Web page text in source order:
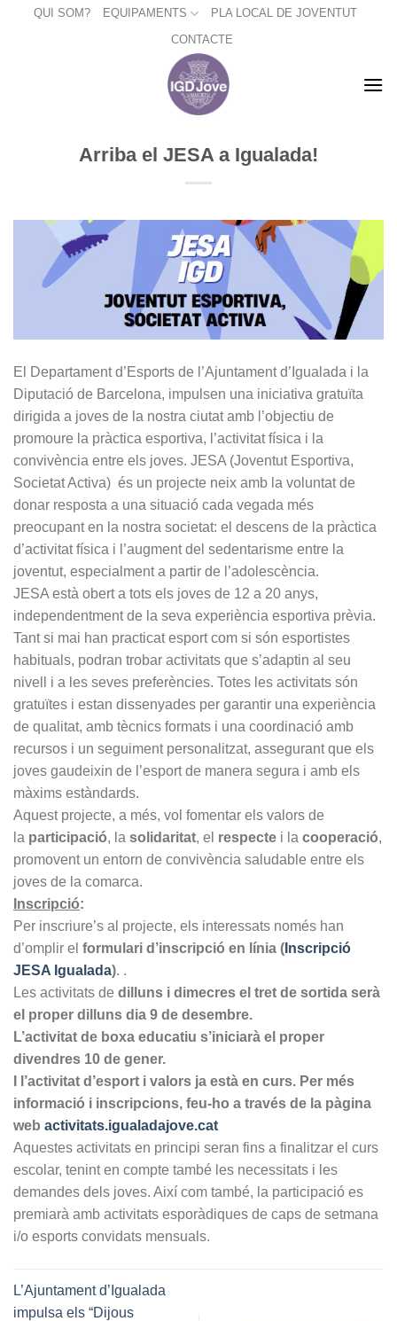
QUI SOM? EQUIPAMENTS
PLA LOCAL DE JOVENTUT
CONTACTE
Arriba el JESA a Igualada!
El Departament d’Esports de l’Ajuntament d’Igualada i la
Diputació de Barcelona, impulsen una iniciativa gratuïta
dirigida a joves de la nostra ciutat amb l’objectiu de
promoure la pràctica esportiva, l’activitat física i la
convivència entre els joves. JESA (Joventut Esportiva,
Societat Activa) és un projecte neix amb la voluntat de
donar resposta a una situació cada vegada més
preocupant en la nostra societat: el descens de la pràctica
d’activitat física i l’augment del sedentarisme entre la
joventut, especialment a partir de l’adolescència.
JESA està obert a tots els joves de 12 a 20 anys,
independentment de la seva experiència esportiva prèvia.
Tant si mai han practicat esport com si són esportistes
habituals, podran trobar activitats que s’adaptin al seu
nivell i a les seves preferències. Totes les activitats són
gratuïtes i estan dissenyades per garantir una experiència
de qualitat, amb tècnics formats i una coordinació amb
recursos i un seguiment personalitzat, assegurant que els
joves gaudeixin de l’esport de manera segura i amb els
màxims estàndards.
Aquest projecte, a més, vol fomentar els valors de
la participació, la solidaritat, el respecte i la cooperació,
promovent un entorn de convivència saludable entre els
joves de la comarca.
Inscripció:
Per inscriure’s al projecte, els interessats només han
d’omplir el formulari d’inscripció en línia ( Inscripció
JESA Igualada). .
Les activitats de dilluns i dimecres el tret de sortida serà
el proper dilluns dia 9 de desembre.
L’activitat de boxa educatiu s’iniciarà el proper
divendres 10 de gener.
I l’activitat d’esport i valors ja està en curs. Per més
informació i inscripcions, feu-ho a través de la pàgina
web activitats.igualadajove.cat
Aquestes activitats en principi seran fins a finalitzar el curs
escolar, tenint en compte també les necessitats i les
demandes dels joves. Així com també, la participació es
premiarà amb activitats esporàdiques de caps de setmana
i/o esports convidats mensuals.
L’Ajuntament d’Igualada
impulsa els “Dijous